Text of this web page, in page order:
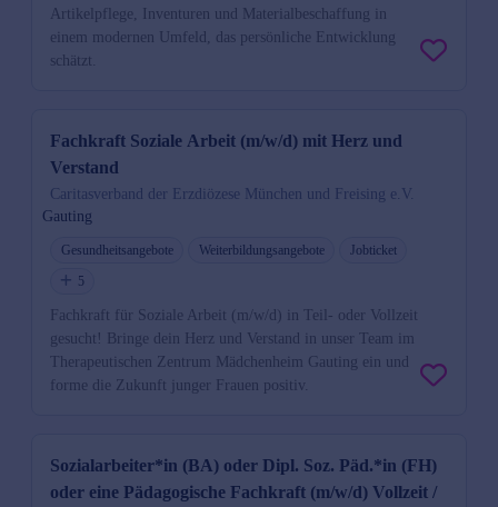
Artikelpflege, Inventuren und Materialbeschaffung in
einem modernen Umfeld, das persönliche Entwicklung
schätzt.
Fachkraft Soziale Arbeit (m/w/d) mit Herz und
Verstand
Caritasverband der Erzdiözese München und Freising e.V.
Gauting
Gesundheitsangebote Weiterbildungsangebote
Jobticket
5
Fachkraft für Soziale Arbeit (m/w/d) in Teil- oder Vollzeit
gesucht! Bringe dein Herz und Verstand in unser Team im
Therapeutischen Zentrum Mädchenheim Gauting ein und
forme die Zukunft junger Frauen positiv.
Sozialarbeiter*in (BA) oder Dipl. Soz. Päd.*in (FH)
oder eine Pädagogische Fachkraft (m/w/d) Vollzeit /